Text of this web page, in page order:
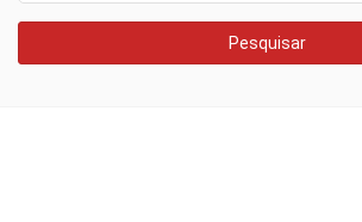
Pesquisar